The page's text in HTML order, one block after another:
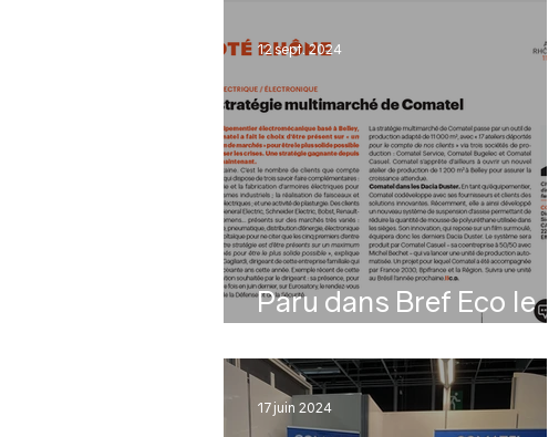
Paru dans Bref Eco le
12 sept. 2024
17 juin 2024